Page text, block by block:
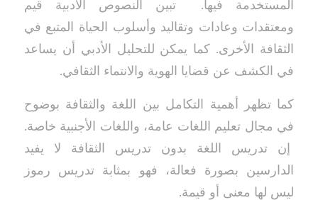
المستخدمة فيها. تبين النصوص الأدبية قيم
ومعتقدات وعادات وتقاليد وأسلوب الحياة المتبع في
الثقافة الأخرى. كما يمكن للتحليل الأدبي أن يساعد
في الكشف عن قضايا الهوية والانتماء الثقافي.
كما تظهر أهمية التكامل بين اللغة والثقافة بوضوح
في مجال تعليم اللغات عامة، واللغات الأجنبية خاصة.
إن تدريس اللغة بدون تدريس الثقافة لا يفيد
الدارسين بصورة فعالة، فهو بمثابة تدريس رموز
ليس لها معنى أو قيمة.